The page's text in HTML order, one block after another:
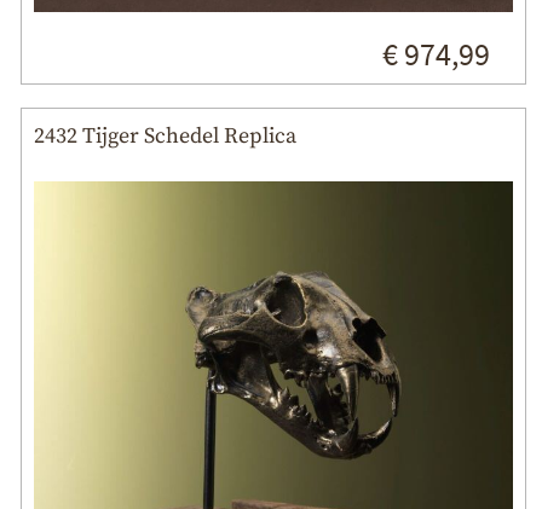
€ 974,99
2432 Tijger Schedel Replica